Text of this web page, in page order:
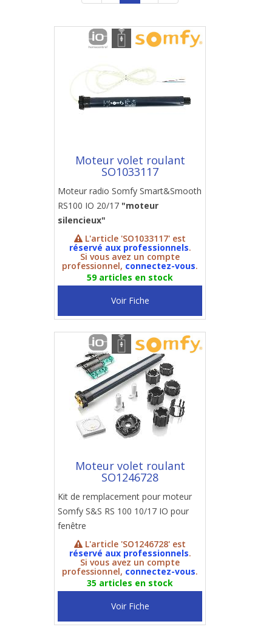
Moteur volet roulant
SO1033117
Moteur radio Somfy Smart&Smooth
RS100 IO 20/17 "moteur
silencieux"
L'article 'SO1033117' est
réservé aux professionnels.
Si vous avez un compte
professionnel, connectez-vous.
59 articles en stock
Voir Fiche
Moteur volet roulant
SO1246728
Kit de remplacement pour moteur
Somfy S&S RS 100 10/17 IO pour
fenêtre
L'article 'SO1246728' est
réservé aux professionnels.
Si vous avez un compte
professionnel, connectez-vous.
35 articles en stock
Voir Fiche